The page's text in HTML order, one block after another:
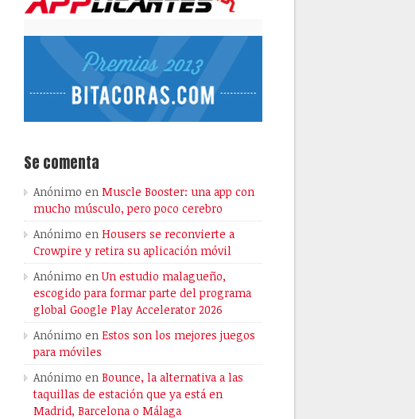
Se comenta
Anónimo en Muscle Booster: una app con
mucho músculo, pero poco cerebro
Anónimo en Housers se reconvierte a
Crowpire y retira su aplicación móvil
Anónimo enUn estudio malagueño,
escogido para formar parte del programa
global Google Play Accelerator 2026
Anónimo en Estos son los mejores juegos
para móviles
Anónimo en Bounce, la alternativa a las
taquillas de estación que ya está en
Madrid, Barcelona o Málaga